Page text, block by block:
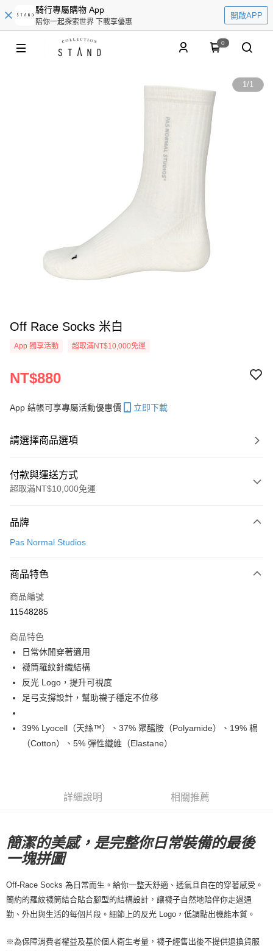
騎行專屬購物 App
陪你一起探索世界 下載享優惠
開啟APP
0
1/1
Off Race Socks 米白
App 獨享活動 超取滿NT$10,000免運
NT$880
App 結帳可享專屬活動優惠價 立即下載
請選擇商品選項
付款與運送方式
超取滿NT$10,000免運
信用卡一次付款
LINE Pay
Apple Pay
運送方式
全家店到店
每筆NT$80，滿NT$10,000(含以上)免運費
每筆NT$80，滿NT$10,000(含以上)免運費
7-11店到店
每筆NT$80，滿NT$10,000(含以上)免運費
每筆NT$130，滿NT$10,000(含以上)免運費
品牌
Pas Normal Studios
商品特色
商品編號
11548285
商品特色
日常休閒穿著適用
襪筒羅紋針織結構
反光 Logo，提升可視度
足弓支撐設計，幫助襪子穩定不位移
39% Lyocell（天絲™）、37% 聚醯胺（Polyamide）、19% 棉
（Cotton）、5% 彈性纖維（Elastane）
詳細說明 相關推薦
簡潔的美感，是完整你日常裝備的最後
一塊拼圖
Off-Race Socks 為日常而生。給你一整天舒適、透氣且自在的穿著感受。
簡約的羅紋襪筒結合貼合腳型的結構設計，讓襪子自然地陪伴你走過通
勤、外出與生活的每個片段。細節上的反光 Logo，低調點出機能本質。
※為保障消費者權益及基於個人衛生考量，襪子經售出後不提供退換貨服